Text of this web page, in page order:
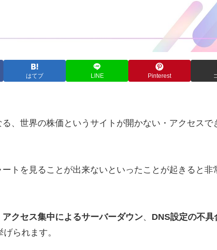
はてブ LINE Pinterest
、世界の株価というサイトが開かない・アクセスで
トを見ることが出来ないといったことが起きると非
アクセス集中によるサーバーダウン、 DNS設定の不具
られます。